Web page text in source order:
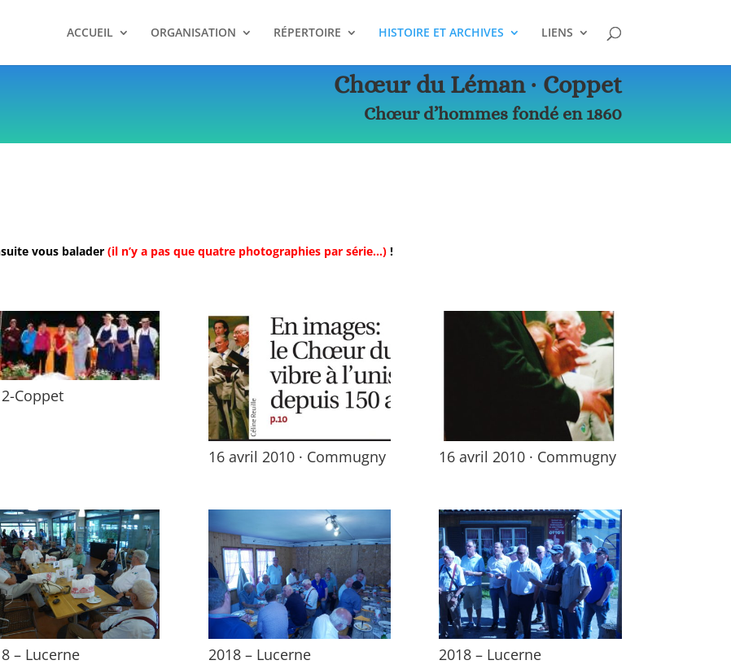
ACCUEIL ORGANISATION RÉPERTOIRE HISTOIRE ET ARCHIVES LIENS
Chœur du Léman ∙ Coppet
Chœur d’hommes fondé en 1860
vous balader(il n’y a pas que quatre photographies par série…) !
Coppet
16 avril 2010 · Commugny 16 avril 2010 · Commugny
– Lucerne 2018 – Lucerne 2018 – Lucerne